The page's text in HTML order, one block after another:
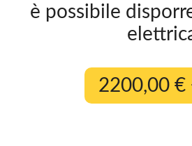
è possibile
2200,00 €